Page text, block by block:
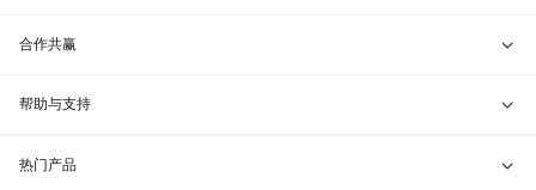
蒲公英客户端
蒲公英管理端
蒲公英服务器端
兑换码通道
教育折扣
合作共赢
开放平台
渠道合作
帮助与支持
联系客服
热门产品